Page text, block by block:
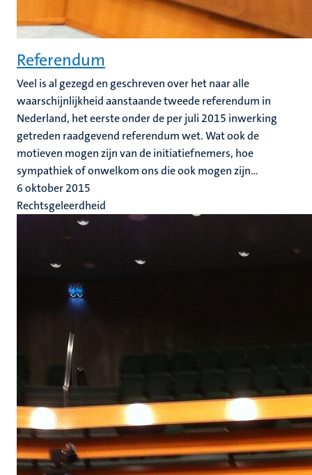
Referendum
Veel is al gezegd en geschreven over het naar alle
waarschijnlijkheid aanstaande tweede referendum in
Nederland, het eerste onder de per juli 2015 inwerking
getreden raadgevend referendum wet. Wat ook de
motieven mogen zijn van de initiatiefnemers, hoe
sympathiek of onwelkom ons die ook mogen zijn...
6 oktober 2015
Rechtsgeleerdheid